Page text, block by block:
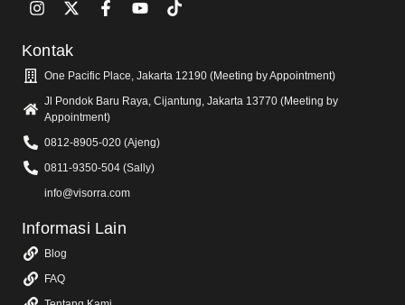
Kontak
One Pacific Place, Jakarta 12190 (Meeting by Appointment)
Jl Pondok Baru Raya, Cijantung, Jakarta 13770 (Meeting by
Appointment)
0812-8905-020 (Ajeng)
0811-9350-504 (Sally)
info@visorra.com
Informasi Lain
Blog
FAQ